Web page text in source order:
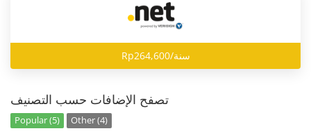
Rp264,600/سنة
تصفح الإضافات حسب التصنيف
Popular (5) Other (4)